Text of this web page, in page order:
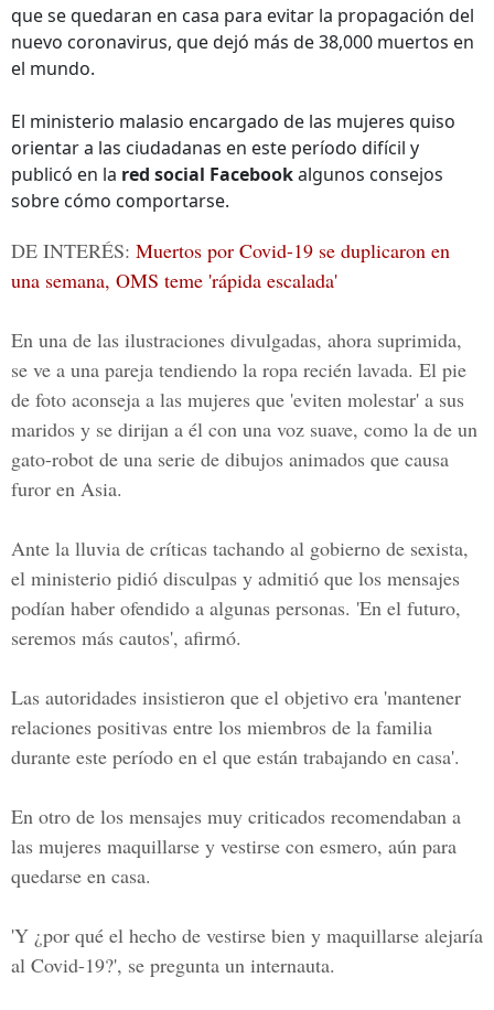
que se quedaran en casa para evitar la propagación del
nuevo coronavirus, que dejó más de 38,000 muertos en
el mundo.
El ministerio malasio encargado de las mujeres quiso
orientar a las ciudadanas en este período difícil y
publicó en la red social Facebookalgunos consejos
sobre cómo comportarse.
DE INTERÉS: Muertos por Covid-19 se duplicaron en
una semana, OMS teme 'rápida escalada'
En una de las ilustraciones divulgadas, ahora suprimida,
se ve a una pareja tendiendo la ropa recién lavada. El pie
de foto aconseja a las mujeres que 'eviten molestar' a sus
maridos y se dirijan a él con una voz suave, como la de un
gato-robot de una serie de dibujos animados que causa
furor en Asia.
Ante la lluvia de críticas tachando al gobierno de sexista,
el ministerio pidió disculpas y admitió que los mensajes
podían haber ofendido a algunas personas. 'En el futuro,
seremos más cautos', afirmó.
Las autoridades insistieron que el objetivo era 'mantener
relaciones positivas entre los miembros de la familia
durante este período en el que están trabajando en casa'.
En otro de los mensajes muy criticados recomendaban a
las mujeres maquillarse y vestirse con esmero, aún para
quedarse en casa.
'Y ¿por qué el hecho de vestirse bien y maquillarse alejaría
al Covid-19?', se pregunta un internauta.